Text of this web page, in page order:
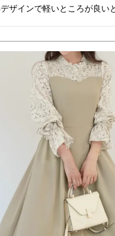
ザインで軽いところが良い